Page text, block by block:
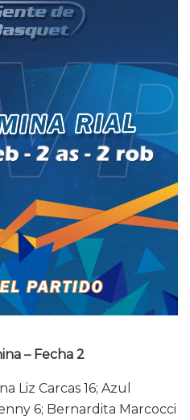
– Fecha 2
Liz Carcas 16; Azul
6; Bernardita Marcocci